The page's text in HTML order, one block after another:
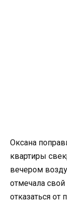
Оксана
квартиры
вечером
отмечала
отказаться от